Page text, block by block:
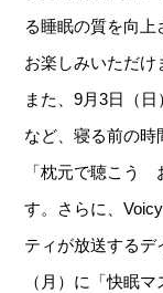
る睡眠の質を向
お楽しみいただけ
また、9月3日（
など、寝る前の時
「枕元で聴こう
す。さらに、
ティが放送するデ
（月）に「快眠